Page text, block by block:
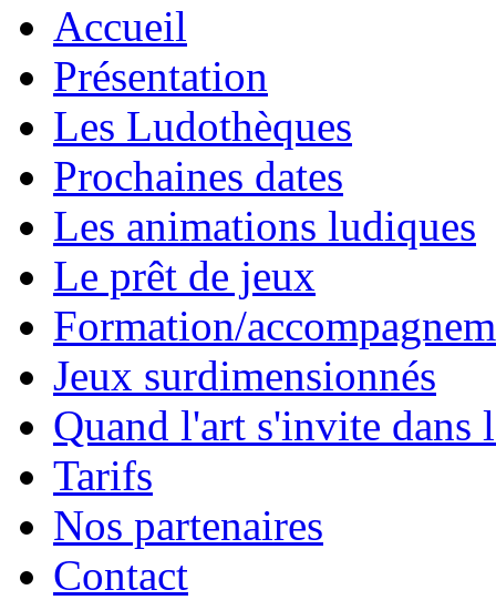
Accueil
Présentation
Les Ludothèques
Prochaines dates
Les animations ludiques
Le prêt de jeux
Formation/
Jeux surdimensionnés
Quand l'art s'invite dans
Tarifs
Nos partenaires
Contact